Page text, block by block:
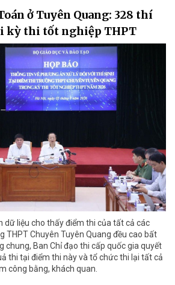
ở Tuyên Quang: 328 thí
kỳ thi tốt nghiệp THPT
dữ liệu cho thấy điểm thi của tất cả các
THPT Chuyên Tuyên Quang đều cao bất
chung, Ban Chỉ đạo thi cấp quốc gia quyết
thi tại điểm thi này và tổ chức thi lại tất cả
công bằng, khách quan.